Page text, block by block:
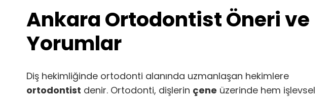
Ankara Ortodontist Öneri ve
Yorumlar
Diş hekimliğinde ortodonti alanında uzmanlaşan hekimlere
ortodontist denir. Ortodonti, dişlerin çene üzerinde hem işlevsel